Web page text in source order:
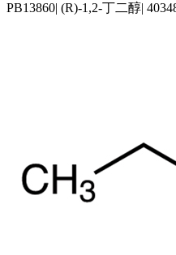
PB13860| (R)-1,2-丁二醇|